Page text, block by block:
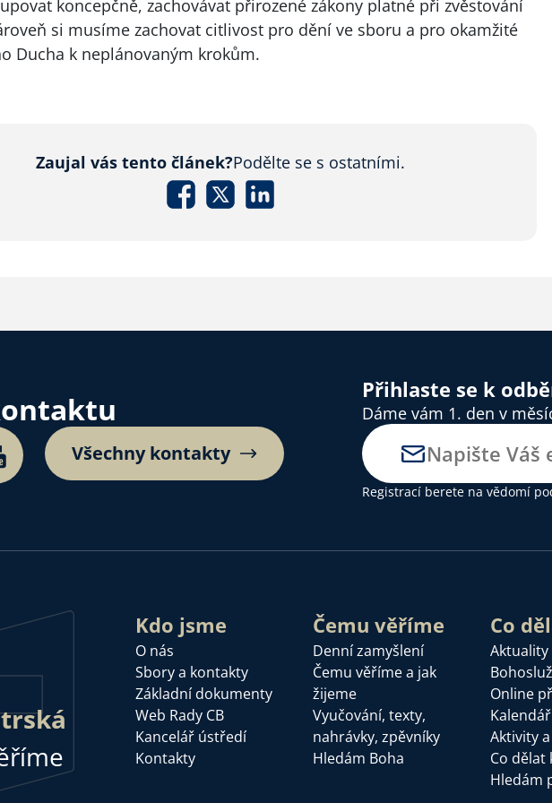
koncepčně, zachovávat přirozené zákony platné při zvěstování
si musíme zachovat citlivost pro dění ve sboru a pro okamžité
Ducha k neplánovaným krokům.
Zaujal vás tento článek?Podělte se s ostatními.
Všechny kontakty
Přihlaste se k
Dáme vám 1. den v
Registrací berete na vědomí
Kdo jsme
O nás
Sbory a kontakty
Základní dokumenty
Web Rady CB
Kancelář ústředí
Kontakty
Čemu věříme
Denní zamyšlení
Čemu věříme a jak
žijeme
Vyučování, texty,
nahrávky, zpěvníky
Hledám Boha
Co
Aktuality
Online
Aktivity
Co dělat
Hledám